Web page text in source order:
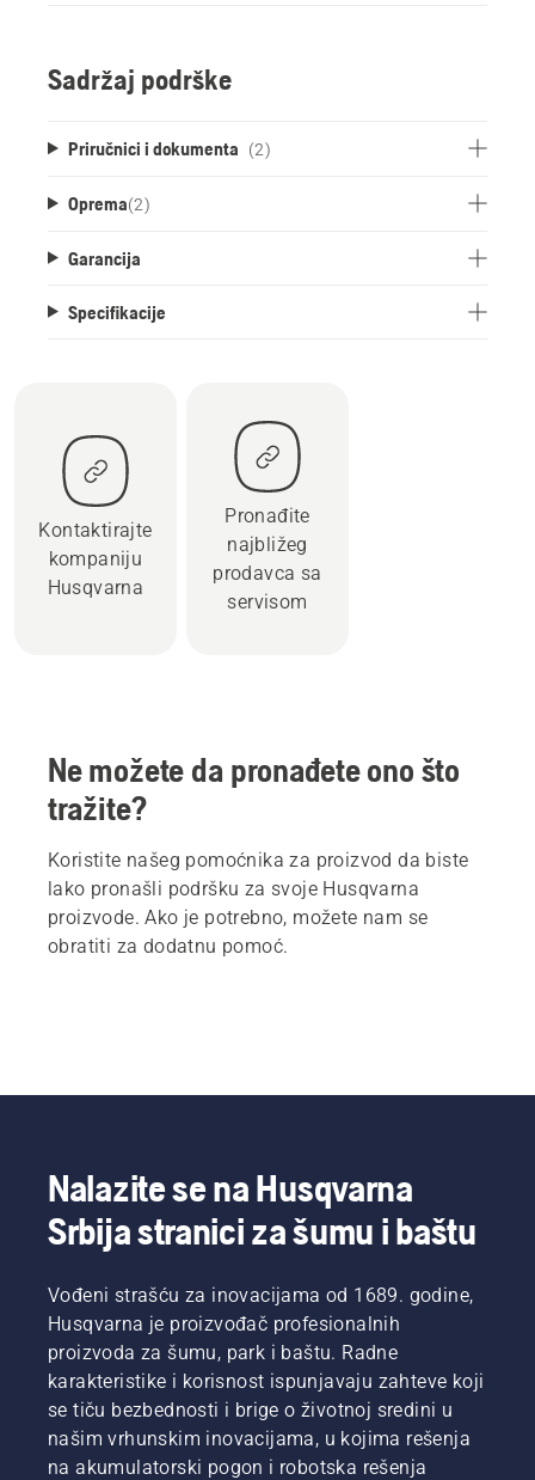
Sadržaj podrške
Priručnici i dokumenta (2)
Oprema(2)
Garancija
Specifikacije
Kontaktirajte
kompaniju
Husqvarna
Pronađite
najbližeg
prodavca sa
servisom
Ne možete da pronađete ono što
tražite?
Koristite našeg pomoćnika za proizvod da biste
lako pronašli podršku za svoje Husqvarna
proizvode. Ako je potrebno, možete nam se
obratiti za dodatnu pomoć.
Nalazite se na Husqvarna
Srbija stranici za šumu i baštu
Vođeni strašću za inovacijama od 1689. godine,
Husqvarna je proizvođač profesionalnih
proizvoda za šumu, park i baštu. Radne
karakteristike i korisnost ispunjavaju zahteve koji
se tiču bezbednosti i brige o životnoj sredini u
našim vrhunskim inovacijama, u kojima rešenja
na akumulatorski pogon i robotska rešenja